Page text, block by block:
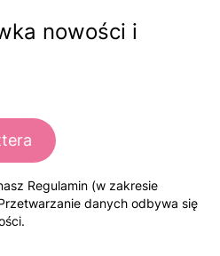
nowości i
Regulamin (w zakresie
danych odbywa się